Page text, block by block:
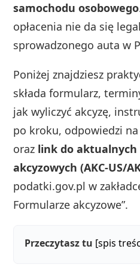
samochodu osobowego
opłacenia nie da się
sprowadzonego auta w
Poniżej znajdziesz
składa formularz,
jak wyliczyć akcyzę,
po kroku, odpowiedzi
oraz link do
akcyzowych (AKC‑US/
podatki.gov.pl w
Formularze akcyzowe”.
Przeczytasz tu [spis